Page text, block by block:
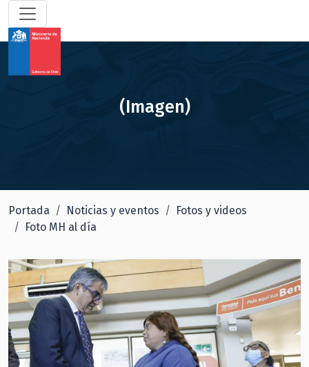
(Imagen)
Portada Noticias y eventos
Fotos y videos
Foto MH al día